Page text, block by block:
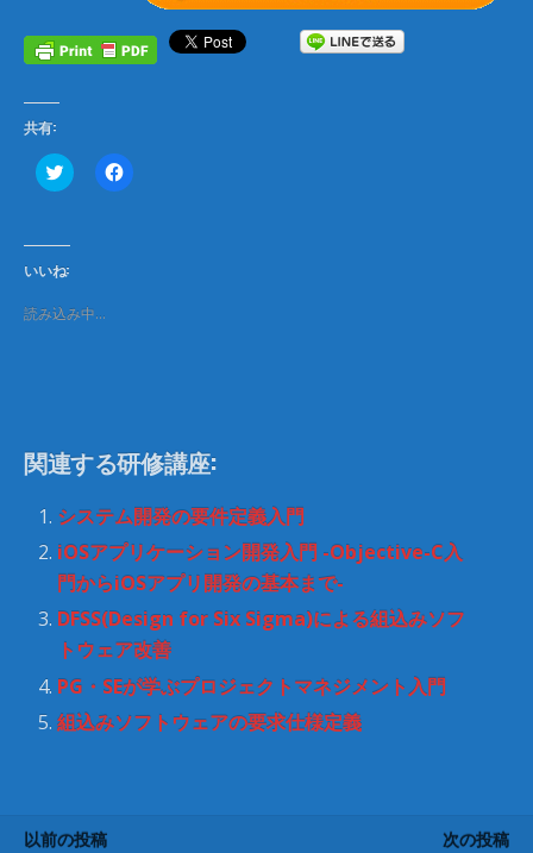
共有:
ク
リ
て
T
w
t
t
い
ウ
ン
ド
ウ
で
開
き
す
)
F
a
ク
し
て
だ
さ
い
(
新
し
ウ
ィ
ン
ド
ウ
で
開
き
いいね:
読み込み中…
関連する研修講座:
システム開発の要件定義入門
iOSアプリケーション開発入門 -Objective-C入
門からiOSアプリ開発の基本まで-
DFSS(Design for Six Sigma)による組込みソフ
トウェア改善
PG・SEが学ぶプロジェクトマネジメント入門
組込みソフトウェアの要求仕様定義
以前の投稿 次の投稿